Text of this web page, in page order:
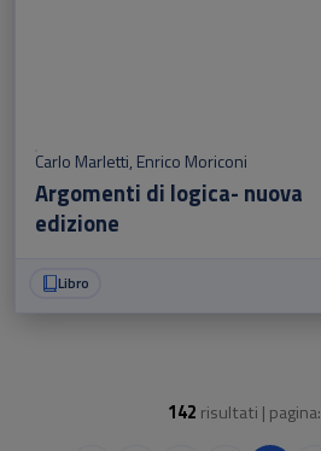
Carlo Marletti, Enrico Moriconi
Argomenti di logica- nuova
edizione
Libro
142 risultati | pagina: